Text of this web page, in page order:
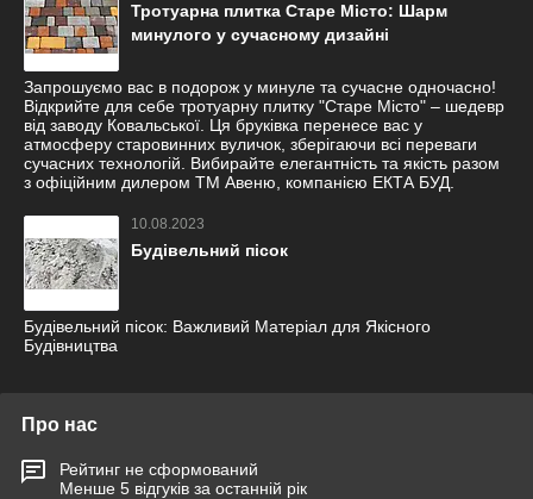
Тротуарна плитка Старе Місто: Шарм
минулого у сучасному дизайні
Запрошуємо вас в подорож у минуле та сучасне одночасно!
Відкрийте для себе тротуарну плитку "Старе Місто" – шедевр
від заводу Ковальської. Ця бруківка перенесе вас у
атмосферу старовинних вуличок, зберігаючи всі переваги
сучасних технологій. Вибирайте елегантність та якість разом
з офіційним дилером ТМ Авеню, компанією ЕКТА БУД.
10.08.2023
Будівельний пісок
Будівельний пісок: Важливий Матеріал для Якісного
Будівництва
Про нас
Рейтинг не сформований
Менше 5 відгуків за останній рік